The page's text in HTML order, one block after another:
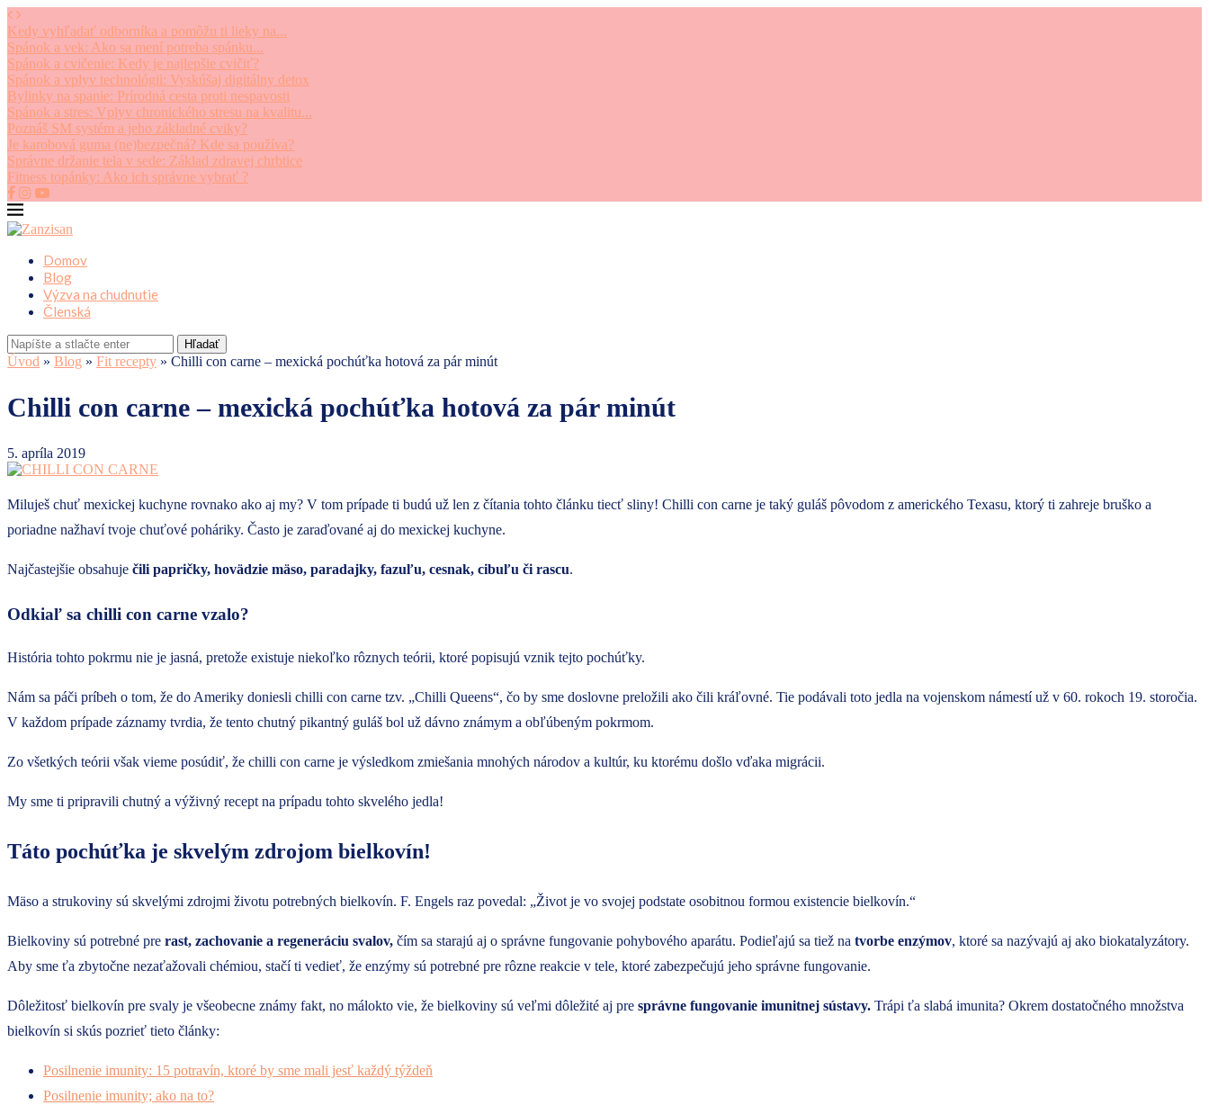
Kedy vyhľadať odborníka a pomôžu ti lieky na...
Spánok a vek: Ako sa mení potreba spánku...
Spánok a cvičenie: Kedy je najlepšie cvičiť?
Spánok a vplyv technológii: Vyskúšaj digitálny detox
Bylinky na spanie: Prírodná cesta proti nespavosti
Spánok a stres: Vplyv chronického stresu na kvalitu...
Poznáš SM systém a jeho základné cviky?
Je karobová guma (ne)bezpečná? Kde sa používa?
Správne držanie tela v sede: Základ zdravej chrbtice
Fitness topánky: Ako ich správne vybrať ?
Domov
Blog
Výzva na chudnutie
Členská
Hľadať
Úvod » Blog » Fit recepty » Chilli con carne – mexická pochúťka hotová za pár minút
Chilli con carne – mexická pochúťka hotová za pár minút
5. apríla 2019
Miluješ chuť mexickej kuchyne rovnako ako aj my? V tom prípade ti budú už len z čítania tohto článku tiecť sliny! Chilli con carne je taký guláš pôvodom z amerického Texasu, ktorý ti zahreje bruško a
poriadne nažhaví tvoje chuťové poháriky. Často je zaraďované aj do mexickej kuchyne.
Najčastejšie obsahuje čili papričky, hovädzie mäso, paradajky, fazuľu, cesnak, cibuľu či rascu.
Odkiaľ sa chilli con carne vzalo?
História tohto pokrmu nie je jasná, pretože existuje niekoľko rôznych teórii, ktoré popisujú vznik tejto pochúťky.
Nám sa páči príbeh o tom, že do Ameriky doniesli chilli con carne tzv. „Chilli Queens“, čo by sme doslovne preložili ako čili kráľovné. Tie podávali toto jedla na vojenskom námestí už v 60. rokoch 19. storočia.
V každom prípade záznamy tvrdia, že tento chutný pikantný guláš bol už dávno známym a obľúbeným pokrmom.
Zo všetkých teórii však vieme posúdiť, že chilli con carne je výsledkom zmiešania mnohých národov a kultúr, ku ktorému došlo vďaka migrácii.
My sme ti pripravili chutný a výživný recept na prípadu tohto skvelého jedla!
Táto pochúťka je skvelým zdrojom bielkovín!
Mäso a strukoviny sú skvelými zdrojmi životu potrebných bielkovín. F. Engels raz povedal: „Život je vo svojej podstate osobitnou formou existencie bielkovín.“
Bielkoviny sú potrebné pre rast, zachovanie a regeneráciu svalov, čím sa starajú aj o správne fungovanie pohybového aparátu. Podieľajú sa tiež na tvorbe enzýmov, ktoré sa nazývajú aj ako biokatalyzátory.
Aby sme ťa zbytočne nezaťažovali chémiou, stačí ti vedieť, že enzýmy sú potrebné pre rôzne reakcie v tele, ktoré zabezpečujú jeho správne fungovanie.
Dôležitosť bielkovín pre svaly je všeobecne známy fakt, no málokto vie, že bielkoviny sú veľmi dôležité aj pre správne fungovanie imunitnej sústavy. Trápi ťa slabá imunita? Okrem dostatočného množstva
bielkovín si skús pozrieť tieto články:
Posilnenie imunity: 15 potravín, ktoré by sme mali jesť každý týždeň
Posilnenie imunity; ako na to?